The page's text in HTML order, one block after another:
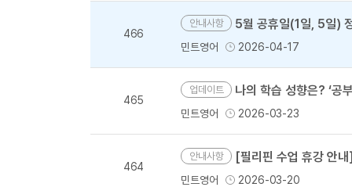
466
안내사항 5월 공휴일(1일, 5일)
민트영어 2026-04-17
465
업데이트 나의 학습 성향은? ‘공
민트영어 2026-03-23
464
안내사항 [필리핀 수업 휴강 안내] 부활절
민트영어 2026-03-20